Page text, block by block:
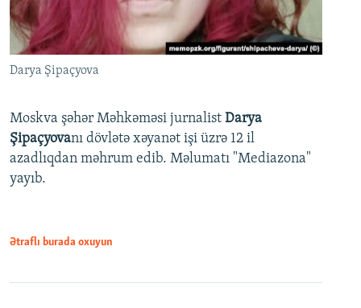
Darya Şipaçyova
Moskva şəhər Məhkəməsi jurnalist Darya
Şipaçyovanı dövlətə xəyanət işi üzrə 12 il
azadlıqdan məhrum edib. Məlumatı "Mediazona"
yayıb.
Ətraflı burada oxuyun